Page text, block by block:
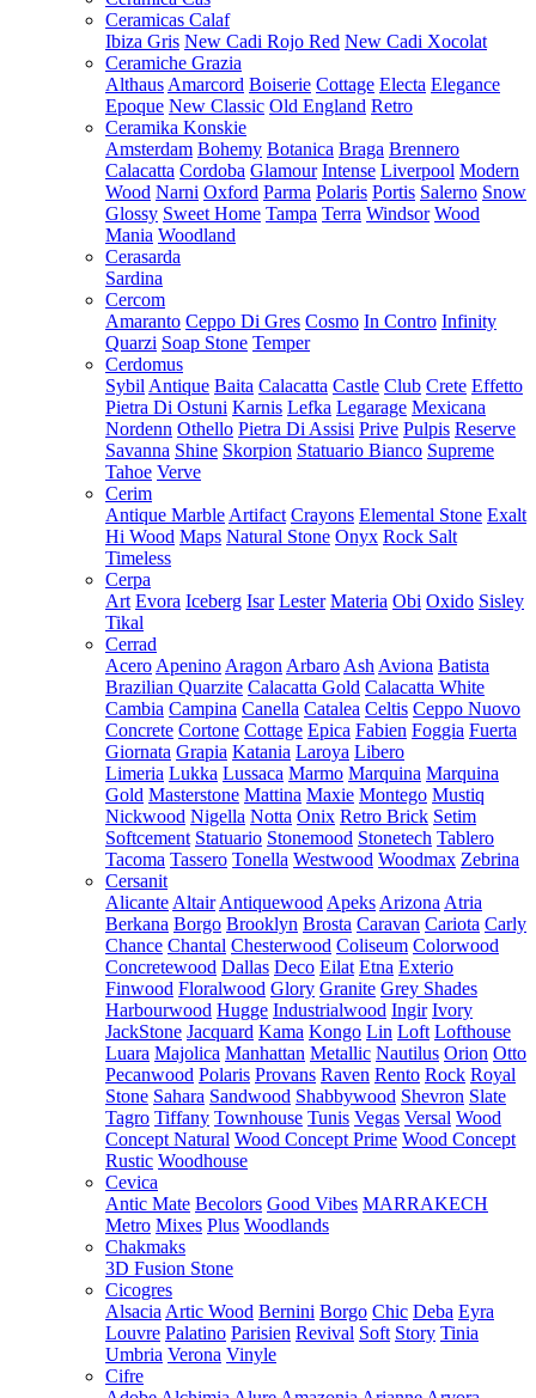
Ceramicas Calaf
Ibiza Gris New Cadi Rojo Red New Cadi Xocolat
Ceramiche Grazia
Althaus Amarcord Boiserie Cottage Electa Elegance
Epoque New Classic Old England Retro
Ceramika Konskie
Amsterdam Bohemy Botanica Braga Brennero
Calacatta Cordoba Glamour Intense Liverpool Modern
Wood Narni Oxford Parma Polaris Portis Salerno Snow
Glossy Sweet Home Tampa Terra Windsor Wood
Mania Woodland
Cerasarda
Sardina
Cercom
Amaranto Ceppo Di Gres Cosmo In Contro Infinity
Quarzi Soap Stone Temper
Cerdomus
Sybil Antique Baita Calacatta Castle Club Crete Effetto
Pietra Di Ostuni Karnis Lefka Legarage Mexicana
Nordenn Othello Pietra Di Assisi Prive Pulpis Reserve
Savanna Shine Skorpion Statuario Bianco Supreme
Tahoe Verve
Cerim
Antique Marble Artifact Crayons Elemental Stone Exalt
Hi Wood Maps Natural Stone Onyx Rock Salt
Timeless
Cerpa
Art Evora Iceberg Isar Lester Materia Obi Oxido Sisley
Tikal
Cerrad
Acero Apenino Aragon Arbaro Ash Aviona Batista
Brazilian Quarzite Calacatta Gold Calacatta White
Cambia Campina Canella Catalea Celtis Ceppo Nuovo
Concrete Cortone Cottage Epica Fabien Foggia Fuerta
Giornata Grapia Katania Laroya Libero
Limeria Lukka Lussaca Marmo Marquina Marquina
Gold Masterstone Mattina Maxie Montego Mustiq
Nickwood Nigella Notta Onix Retro Brick Setim
Softcement Statuario Stonemood Stonetech Tablero
Tacoma Tassero Tonella Westwood Woodmax Zebrina
Cersanit
Alicante Altair Antiquewood Apeks Arizona Atria
Berkana Borgo Brooklyn Brosta Caravan Cariota Carly
Chance Chantal Chesterwood Coliseum Colorwood
Concretewood Dallas Deco Eilat Etna Exterio
Finwood Floralwood Glory Granite Grey Shades
Harbourwood Hugge Industrialwood Ingir Ivory
JackStone Jacquard Kama Kongo Lin Loft Lofthouse
Luara Majolica Manhattan Metallic Nautilus Orion Otto
Pecanwood Polaris Provans Raven Rento Rock Royal
Stone Sahara Sandwood Shabbywood Shevron Slate
Tagro Tiffany Townhouse Tunis Vegas Versal Wood
Concept Natural Wood Concept Prime Wood Concept
Rustic Woodhouse
Cevica
Antic Mate Becolors Good Vibes MARRAKECH
Metro Mixes Plus Woodlands
Chakmaks
3D Fusion Stone
Cicogres
Alsacia Artic Wood Bernini Borgo Chic Deba Eyra
Louvre Palatino Parisien Revival Soft Story Tinia
Umbria Verona Vinyle
Cifre